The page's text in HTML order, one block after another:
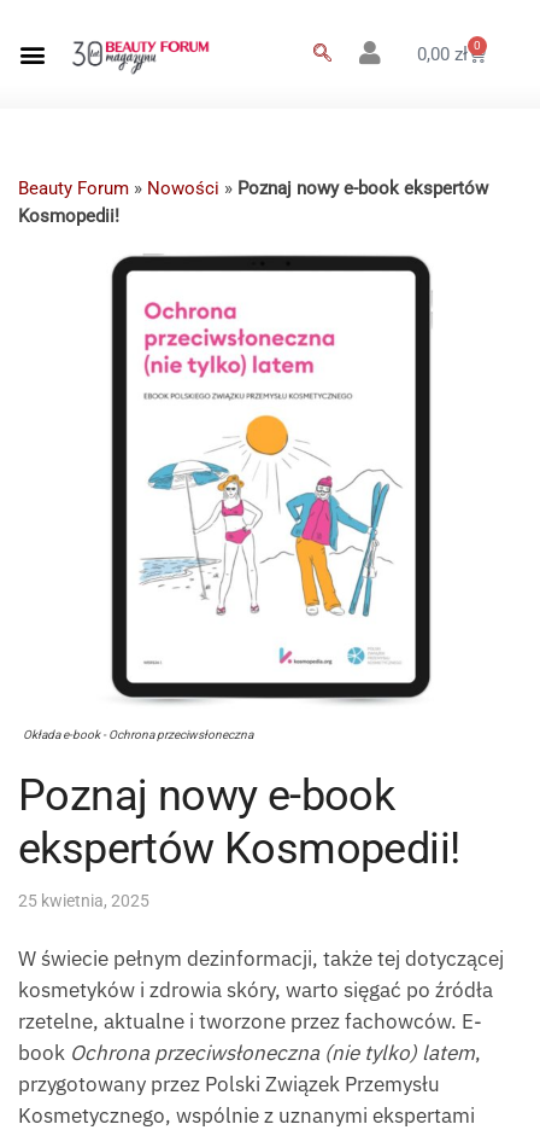
0,00zł 0
Beauty Forum » Nowości » Poznaj nowy e-book ekspertów
Kosmopedii!
Okłada e-book - Ochrona przeciwsłoneczna
Poznaj nowy e-book
ekspertów Kosmopedii!
25 kwietnia, 2025
W świecie pełnym dezinformacji, także tej dotyczącej
kosmetyków i zdrowia skóry, warto sięgać po źródła
rzetelne, aktualne i tworzone przez fachowców. E-
book Ochrona przeciwsłoneczna (nie tylko) latem,
przygotowany przez Polski Związek Przemysłu
Kosmetycznego, wspólnie z uznanymi ekspertami